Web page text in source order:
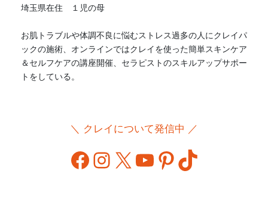
埼玉県在住 １児の母
お肌トラブルや体調不良に悩むストレス過多の人にクレイパ
ックの施術、オンラインではクレイを使った簡単スキンケア
＆セルフケアの講座開催、セラピストのスキルアップサポー
トをしている。
＼ クレイについて発信中 ／
Facebook
Instagram
X YouTube
Pinterest
TikTok